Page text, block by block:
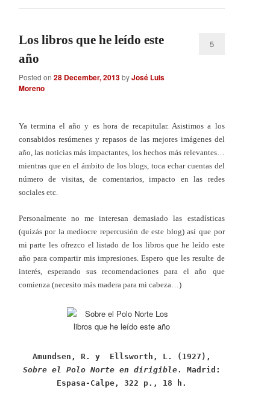
Los libros que he leído este
año
Posted on 28 December, 2013byJosé Luis
Moreno
5
Ya termina el año y es hora de recapitular. Asistimos a los
consabidos resúmenes y repasos de las mejores imágenes del
año, las noticias más impactantes, los hechos más relevantes…
mientras que en el ámbito de los blogs, toca echar cuentas del
número de visitas, de comentarios, impacto en las redes
sociales etc.
Personalmente no me interesan demasiado las estadísticas
(quizás por la mediocre repercusión de este blog) así que por
mi parte les ofrezco el listado de los libros que he leído este
año para compartir mis impresiones. Espero que les resulte de
interés, esperando sus recomendaciones para el año que
comienza (necesito más madera para mi cabeza…)
Amundsen, R. y Ellsworth, L. (1927),
Sobre el Polo Norte en dirigible. Madrid:
Espasa-Calpe, 322 p., 18 h.